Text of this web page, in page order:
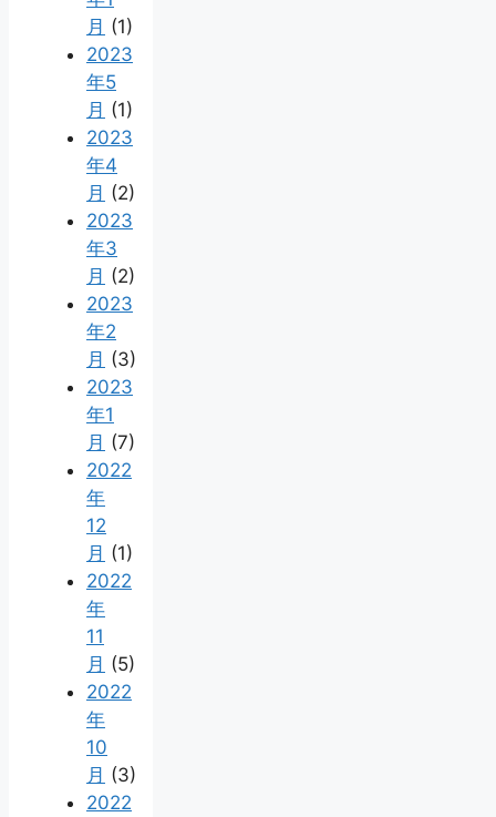
月 (1)
2023
年5
月 (1)
2023
年4
月 (2)
2023
年3
月 (2)
2023
年2
月 (3)
2023
年1
月 (7)
2022
年
12
月 (1)
2022
年
11
月 (5)
2022
年
10
月 (3)
2022